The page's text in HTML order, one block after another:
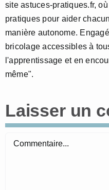
site astuces-pratiques.fr,
pratiques pour aider
manière autonome.
bricolage accessibles à
l'apprentissage et en
même".
Laisser un
Commentaire